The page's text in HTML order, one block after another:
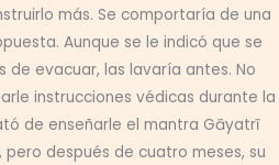
más. Se comportaría de una
Aunque se le indicó que se
de evacuar, las lavaría antes. No
instrucciones védicas durante la
de enseñarle el mantra Gāyatrī
después de cuatro meses, su